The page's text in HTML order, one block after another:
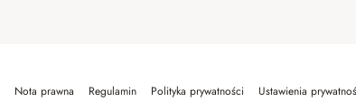
Nota prawna Regulamin Polityka prywatności Ustawienia